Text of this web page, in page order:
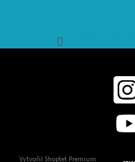
Vytvořil Shoptet Premium